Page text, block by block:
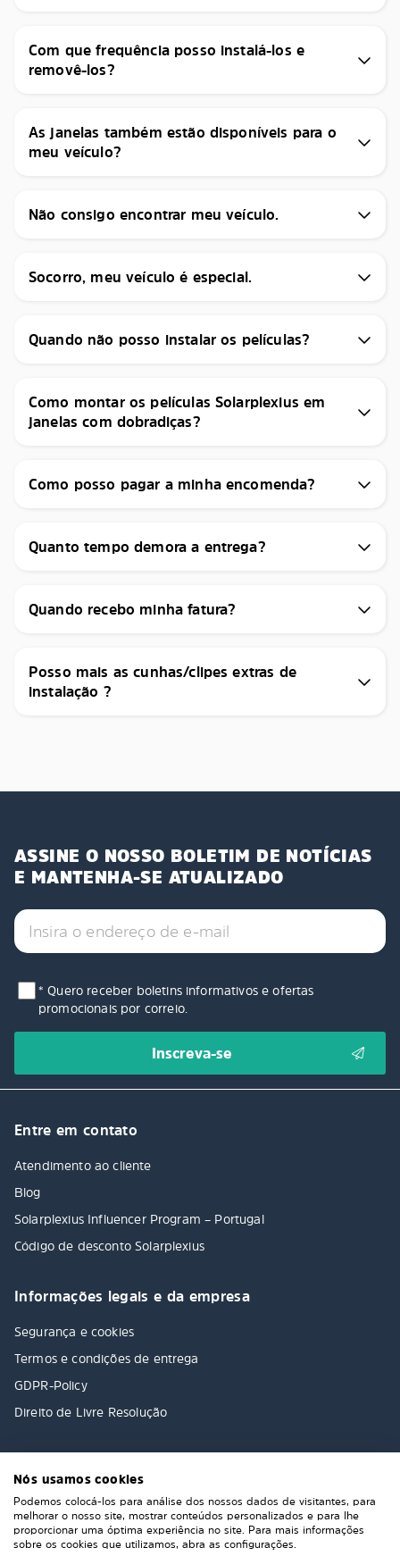
Com que frequência posso instalá-los e
removê-los?
As janelas também estão disponíveis para o
meu veículo?
Não consigo encontrar meu veículo.
Socorro, meu veículo é especial.
Quando não posso instalar os películas?
Como montar os películas Solarplexius em
janelas com dobradiças?
Como posso pagar a minha encomenda?
Quanto tempo demora a entrega?
Quando recebo minha fatura?
Posso mais as cunhas/clipes extras de
instalação ?
ASSINE O NOSSO BOLETIM DE NOTÍCIAS
E MANTENHA-SE ATUALIZADO
* Quero receber boletins informativos e ofertas
promocionais por correio.
Entre em contato
Atendimento ao cliente
Blog
Solarplexius Influencer Program – Portugal
Código de desconto Solarplexius
Informações legais e da empresa
Segurança e cookies
Termos e condições de entrega
GDPR-Policy
Direito de Livre Resolução
Nós usamos cookies
Podemos colocá-los para análise dos nossos dados de visitantes, para
melhorar o nosso site, mostrar conteúdos personalizados e para lhe
proporcionar uma óptima experiência no site. Para mais informações
sobre os cookies que utilizamos, abra as configurações.